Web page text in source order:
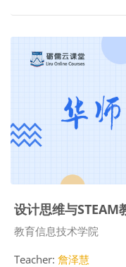
设计思维与STEAM
Course category
教育信息技术学院
Teacher: 詹泽慧